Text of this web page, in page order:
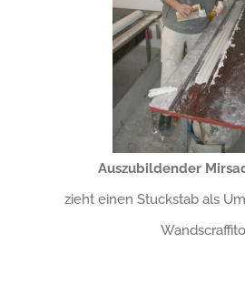
Auszubildender
zieht einen Stuckstab als
Wandscraffito